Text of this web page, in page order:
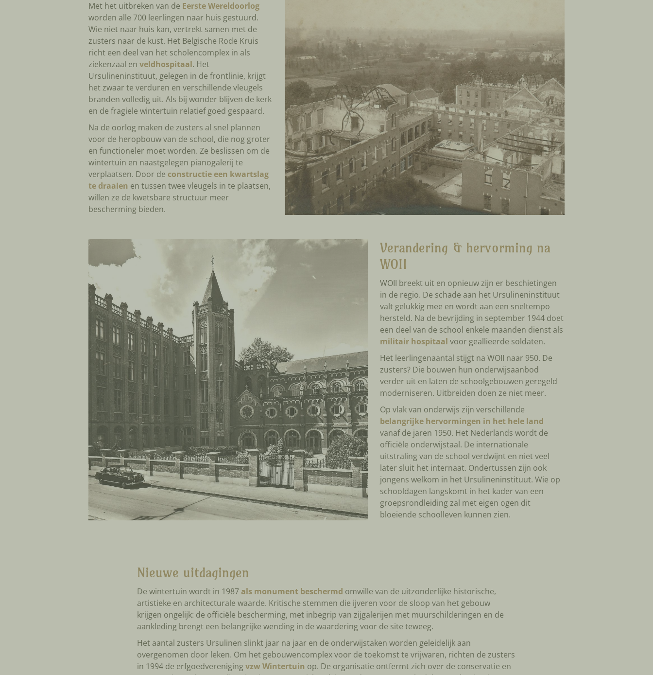
Met het uitbreken van de Eerste Wereldoorlog
worden alle 700 leerlingen naar huis gestuurd.
Wie niet naar huis kan, vertrekt samen met de
zusters naar de kust. Het Belgische Rode Kruis
richt een deel van het scholencomplex in als
ziekenzaal en veldhospitaal. Het
Ursulineninstituut, gelegen in de frontlinie, krijgt
het zwaar te verduren en verschillende vleugels
branden volledig uit. Als bij wonder blijven de kerk
en de fragiele wintertuin relatief goed gespaard.
Na de oorlog maken de zusters al snel plannen
voor de heropbouw van de school, die nog groter
en functioneler moet worden. Ze beslissen om de
wintertuin en naastgelegen pianogalerij te
verplaatsen. Door de constructie een kwartslag
te draaien en tussen twee vleugels in te plaatsen,
willen ze de kwetsbare structuur meer
bescherming bieden.
Verandering & hervorming na
WOII
WOII breekt uit en opnieuw zijn er beschietingen
in de regio. De schade aan het Ursulineninstituut
valt gelukkig mee en wordt aan een sneltempo
hersteld. Na de bevrijding in september 1944 doet
een deel van de school enkele maanden dienst als
militair hospitaal voor geallieerde soldaten.
Het leerlingenaantal stijgt na WOII naar 950. De
zusters? Die bouwen hun onderwijsaanbod
verder uit en laten de schoolgebouwen geregeld
moderniseren. Uitbreiden doen ze niet meer.
Op vlak van onderwijs zijn verschillende
belangrijke hervormingen in het hele land
vanaf de jaren 1950. Het Nederlands wordt de
officiële onderwijstaal. De internationale
uitstraling van de school verdwijnt en niet veel
later sluit het internaat. Ondertussen zijn ook
jongens welkom in het Ursulineninstituut. Wie op
schooldagen langskomt in het kader van een
groepsrondleiding zal met eigen ogen dit
bloeiende schoolleven kunnen zien.
Nieuwe uitdagingen
De wintertuin wordt in 1987 als monument beschermd omwille van de uitzonderlijke historische,
artistieke en architecturale waarde. Kritische stemmen die ijveren voor de sloop van het gebouw
krijgen ongelijk: de officiële bescherming, met inbegrip van zijgalerijen met muurschilderingen en de
aankleding brengt een belangrijke wending in de waardering voor de site teweeg.
Het aantal zusters Ursulinen slinkt jaar na jaar en de onderwijstaken worden geleidelijk aan
overgenomen door leken. Om het gebouwencomplex voor de toekomst te vrijwaren, richten de zusters
in 1994 de erfgoedverenigingvzw Wintertuin op. De organisatie ontfermt zich over de conservatie en